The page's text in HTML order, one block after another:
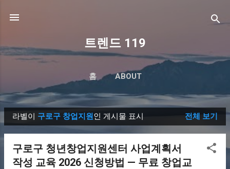
트렌드 119
홈 ABOUT
글
라벨이 구로구 창업지원인 게시물 표시 전체 보기
구로구 청년창업지원센터 사업계획서
작성 교육 2026 신청방법 — 무료 창업교